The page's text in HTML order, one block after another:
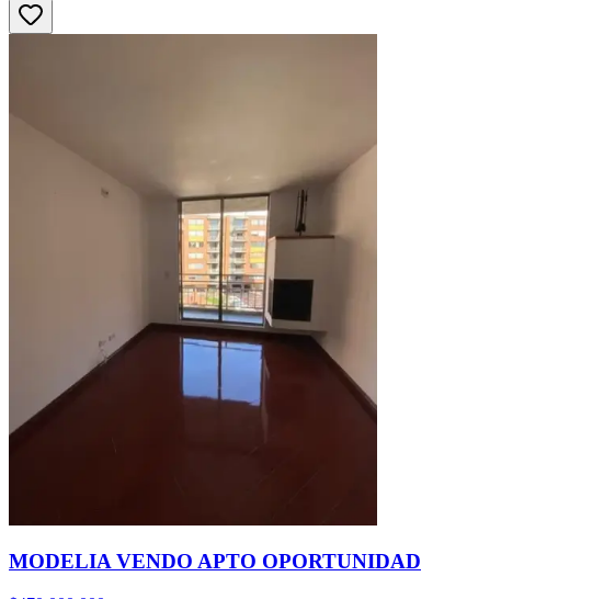
MODELIA VENDO APTO OPORTUNIDAD